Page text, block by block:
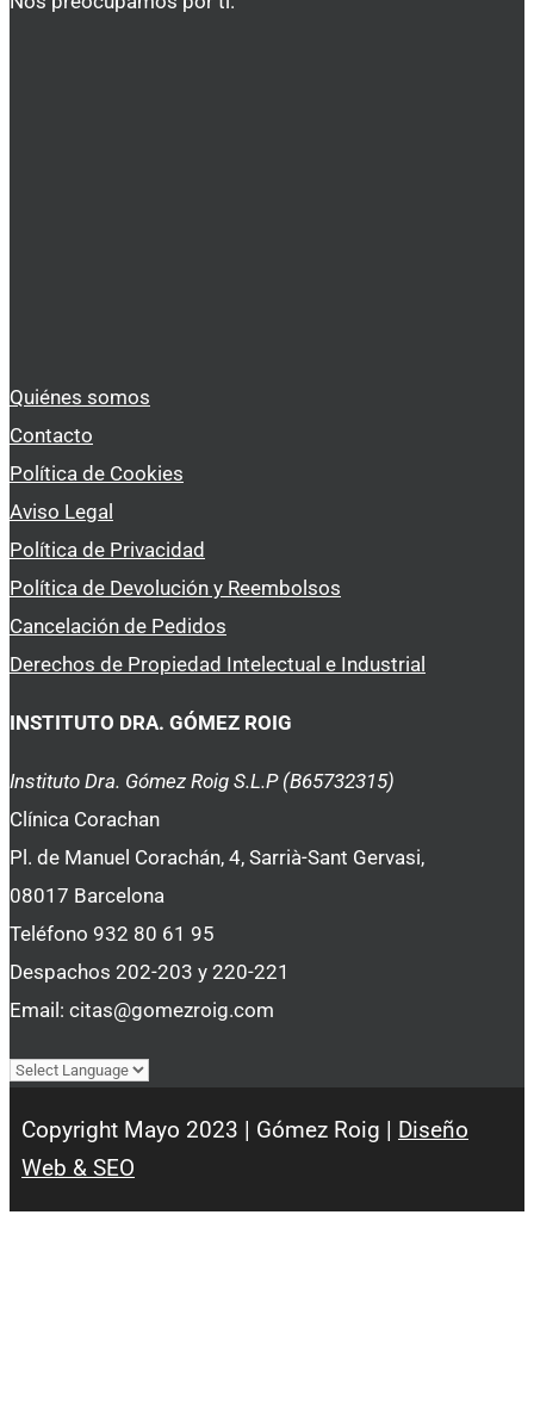
Quiénes somos
Contacto
Política de Cookies
Aviso Legal
Política de Privacidad
Política de Devolución y Reembolsos
Cancelación de Pedidos
Derechos de Propiedad Intelectual e Industrial
INSTITUTO DRA. GÓMEZ ROIG
Instituto Dra. Gómez Roig S.L.P (B65732315)
Clínica Corachan
Pl. de Manuel Corachán, 4, Sarrià-Sant Gervasi,
08017 Barcelona
Teléfono 932 80 61 95
Despachos 202-203 y 220-221
Email: citas@gomezroig.com
Copyright Mayo 2023 | Gómez Roig | Diseño
Web & SEO